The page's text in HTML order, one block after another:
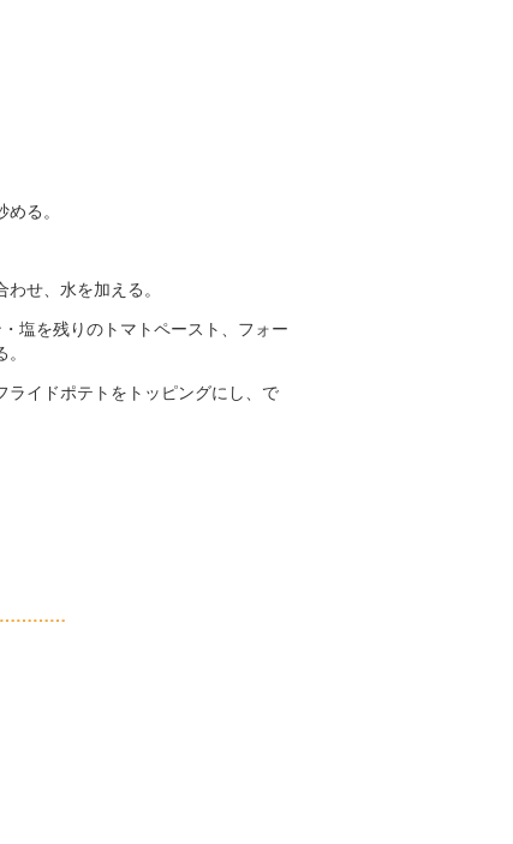
る。
せ、水を加える。
塩を残りのトマトペースト、フォー
イドポテトをトッピングにし、で